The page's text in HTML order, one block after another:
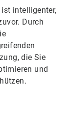
ist intelligenter,
Durch
die Sie
und